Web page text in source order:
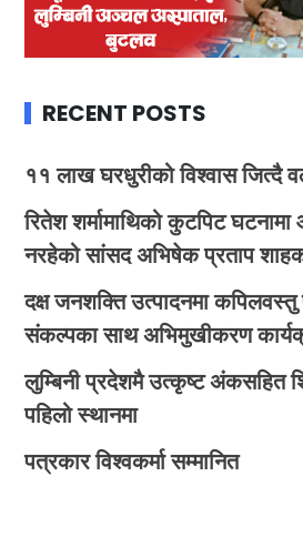
RECENT POSTS
११ लाख घरधुरीको विश्वास जित्दै
रितेश शर्मामाथिको कुटपिट
नरहेको सांसद अभिषेक प्रताप
दक्ष जनशक्ति उत्पादनमा कपिलवस्तु
संकल्पका साथ अभिमुखीकरण
लुम्बिनी प्रदेशमै उत्कृष्ट अंकसहित
पहिलो स्थानमा
पत्रकार विश्वकर्मा सम्मानित